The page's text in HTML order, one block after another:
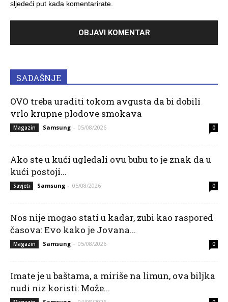
sljedeći put kada komentarirate.
SADAŠNJE
OVO treba uraditi tokom avgusta da bi dobili
vrlo krupne plodove smokava
Magazin Samsung - 05/08/2026 0
Ako ste u kući ugledali ovu bubu to je znak da u
kući postoji...
Savjeti Samsung - 05/08/2026 0
Nos nije mogao stati u kadar, zubi kao raspored
časova: Evo kako je Jovana...
Magazin Samsung - 05/08/2026 0
Imate je u baštama, a miriše na limun, ova biljka
nudi niz koristi: Može...